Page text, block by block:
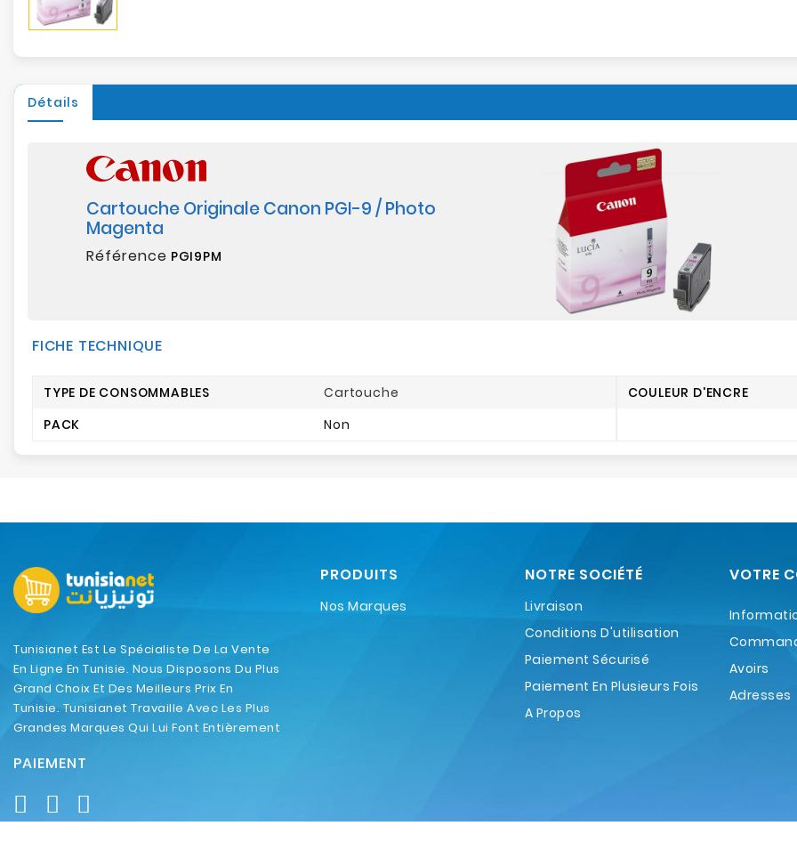
Détails
Cartouche Originale Canon PGI-9 / Photo
Magenta
Référence PGI9PM
FICHE TECHNIQUE
TYPE DE CONSOMMABLES
Cartouche
PACK
Non
COULEUR D'ENCRE
Tunisianet Est Le Spécialiste De La Vente
En Ligne En Tunisie. Nous Disposons Du Plus
Grand Choix Et Des Meilleurs Prix En
Tunisie. Tunisianet Travaille Avec Les Plus
Grandes Marques Qui Lui Font Entièrement
PAIEMENT
PRODUITS
Nos Marques
NOTRE SOCIÉTÉ
Livraison
Conditions D'utilisation
Paiement Sécurisé
Paiement En Plusieurs Fois
A Propos
VOTRE
Avoirs
Adresses